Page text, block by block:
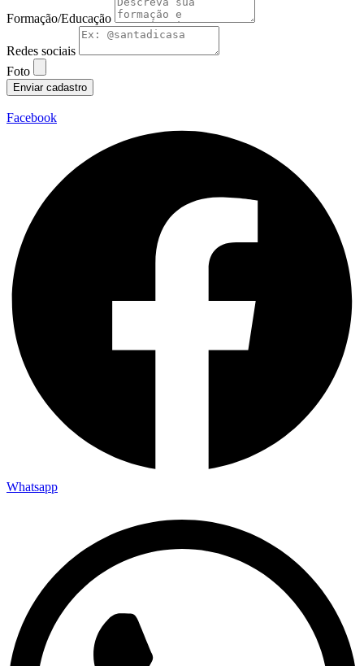
Formação/Educação
Redes sociais
Foto
Enviar cadastro
Facebook
Whatsapp